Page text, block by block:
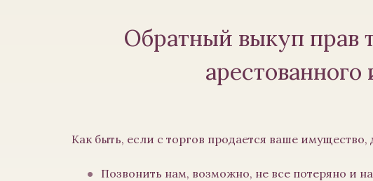
Обратный выкуп прав
Как быть, если с торгов продается ваше
Позвонить нам, возможно, не все потеряно и